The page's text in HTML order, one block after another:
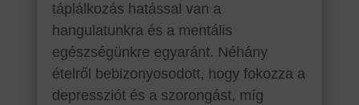
táplálkozás hatással van a
hangulatunkra és a mentális
egészségünkre egyaránt. Néhány
ételről bebizonyosodott, hogy fokozza a
depressziót és a szorongást, míg